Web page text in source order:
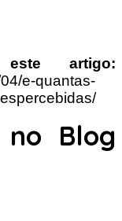
artigo:
e-quantas-
no Blog